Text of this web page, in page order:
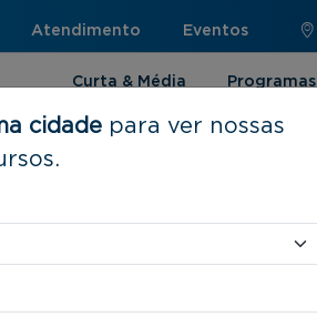
Atendimento Eventos
Curta & Média
Programas
cidade para ver nossas